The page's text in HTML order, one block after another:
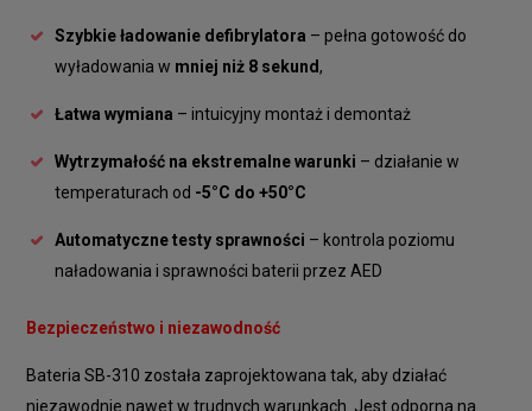
Szybkie ładowanie defibrylatora – pełna gotowość do
wyładowania w mniej niż 8 sekund,
Łatwa wymiana – intuicyjny montaż i demontaż
Wytrzymałość na ekstremalne warunki – działanie w
temperaturach od -5°C do +50°C
Automatyczne testy sprawności – kontrola poziomu
naładowania i sprawności baterii przez AED
Bezpieczeństwo i niezawodność
Bateria SB-310 została zaprojektowana tak, aby działać
niezawodnie nawet w trudnych warunkach. Jest odporna na